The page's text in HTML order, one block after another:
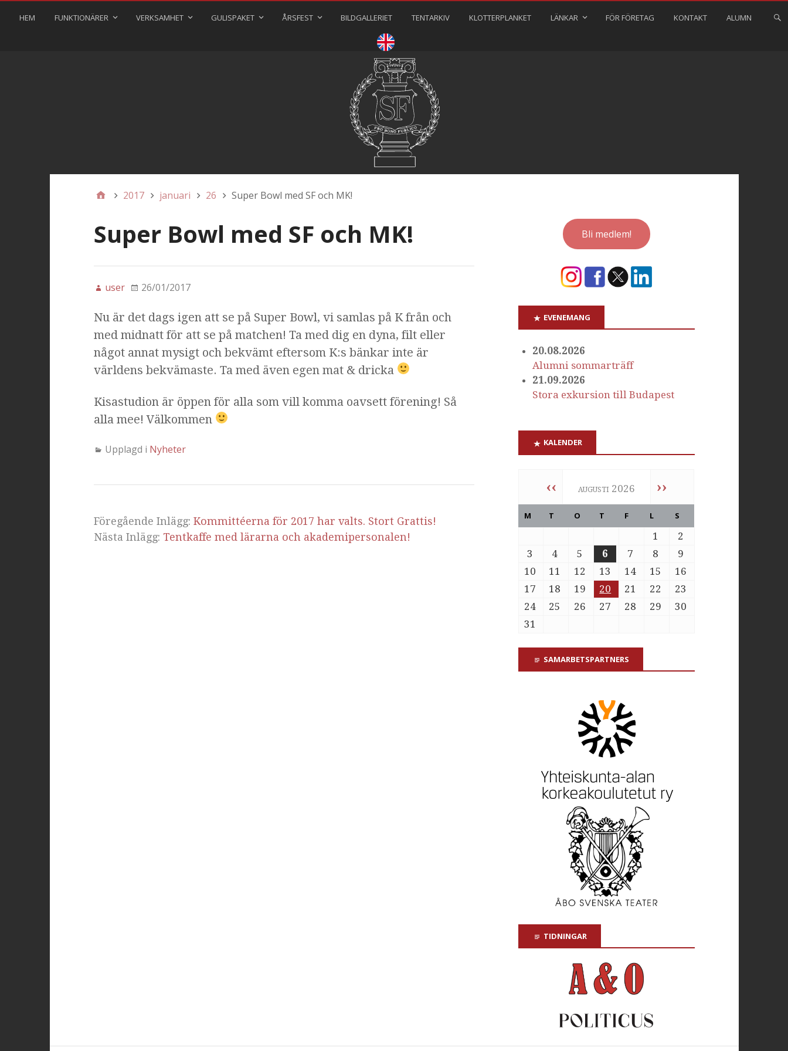
HEM FUNKTIONÄRER VERKSAMHET GULISPAKET ÅRSFEST BILDGALLERIET TENTARKIV KLOTTERPLANKET LÄNKAR FÖR FÖRETAG KONTAKT ALUMN
⠀⠀⠀
2017 januari 26 Super Bowl med SF och MK!
Super Bowl med SF och MK!
user 26/01/2017
Nu är det dags igen att se på Super Bowl, vi samlas på K från och
med midnatt för att se på matchen! Ta med dig en dyna, filt eller
något annat mysigt och bekvämt eftersom K:s bänkar inte är
världens bekvämaste. Ta med även egen mat & dricka
Kisastudion är öppen för alla som vill komma oavsett förening! Så
alla mee! Välkommen
Upplagd i Nyheter
Föregående Inlägg: Kommittéerna för 2017 har valts. Stort Grattis!
Nästa Inlägg: Tentkaffe med lärarna och akademipersonalen!
Bli medlem!
EVENEMANG
20.08.2026
Alumni sommarträff
21.09.2026
Stora exkursion till Budapest
KALENDER
‹‹ augusti 2026 ››
M T O T F L S
1
2
3
4 5 6 7 8
9
10
11 12 13 14 15
16
17
18 19 20 21 22
23
24
25 26 27 28 29
30
31
SAMARBETSPARTNERS
TIDNINGAR